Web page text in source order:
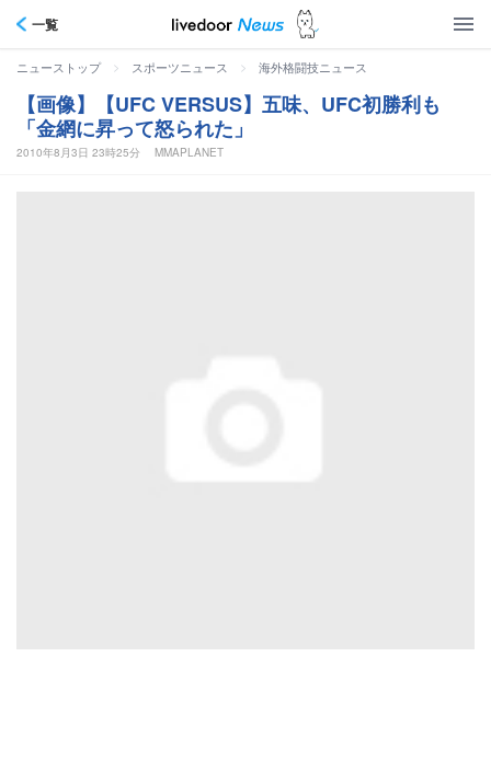
一覧
ニューストップ > スポーツニュース > 海外格闘技ニュース
【画像】【UFC VERSUS】五味、UFC初勝利も
「金網に昇って怒られた」
2010年8月3日 23時25分 MMAPLANET